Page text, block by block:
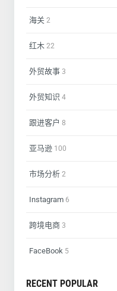
海关 2
红木 22
外贸故事 3
外贸知识 4
跟进客户 8
亚马逊 100
市场分析 2
Instagram 6
跨境电商 3
FaceBook 5
RECENT POPULAR